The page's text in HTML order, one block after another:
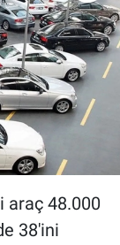
araç 48.000
38'ini